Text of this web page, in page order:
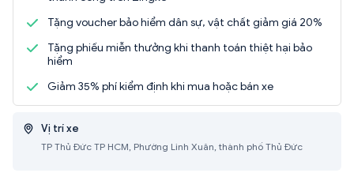
Tặng voucher bảo hiểm dân sự, vật chất giảm giá 20%
Tặng phiếu miễn thưởng khi thanh toán thiệt hại bảo
hiểm
Giảm 35% phí kiểm định khi mua hoặc bán xe
Vị trí xe
TP Thủ Đức TP HCM, Phường Linh Xuân, thành phố Thủ Đức